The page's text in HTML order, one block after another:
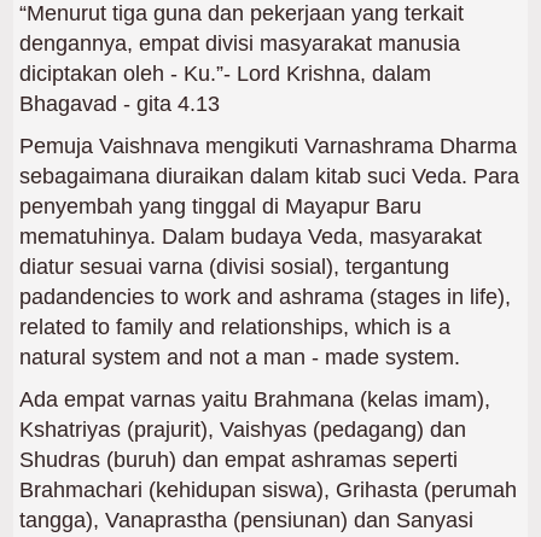
“Menurut tiga guna dan pekerjaan yang terkait
dengannya, empat divisi masyarakat manusia
diciptakan oleh - Ku.”- Lord Krishna, dalam
Bhagavad - gita 4.13
Pemuja Vaishnava mengikuti Varnashrama Dharma
sebagaimana diuraikan dalam kitab suci Veda. Para
penyembah yang tinggal di Mayapur Baru
mematuhinya. Dalam budaya Veda, masyarakat
diatur sesuai varna (divisi sosial), tergantung
padandencies to work and ashrama (stages in life),
related to family and relationships, which is a
natural system and not a man - made system.
Ada empat varnas yaitu Brahmana (kelas imam),
Kshatriyas (prajurit), Vaishyas (pedagang) dan
Shudras (buruh) dan empat ashramas seperti
Brahmachari (kehidupan siswa), Grihasta (perumah
tangga), Vanaprastha (pensiunan) dan Sanyasi